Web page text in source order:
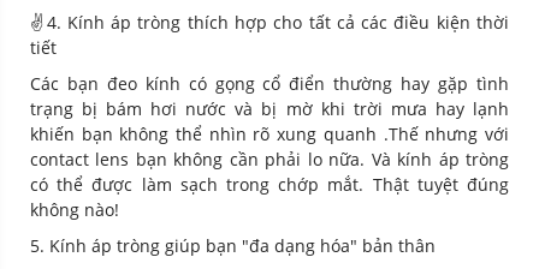
✌️4. Kính áp tròng thích hợp cho tất cả các điều kiện thời
tiết
Các bạn đeo kính có gọng cổ điển thường hay gặp tình
trạng bị bám hơi nước và bị mờ khi trời mưa hay lạnh
khiến bạn không thể nhìn rõ xung quanh .Thế nhưng với
contact lens bạn không cần phải lo nữa. Và kính áp tròng
có thể được làm sạch trong chớp mắt. Thật tuyệt đúng
không nào!
5. Kính áp tròng giúp bạn "đa dạng hóa" bản thân